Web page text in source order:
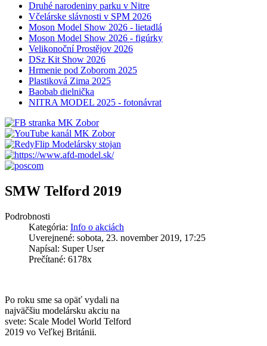
Druhé narodeniny parku v Nitre
Včelárske slávnosti v SPM 2026
Moson Model Show 2026 - lietadlá
Moson Model Show 2026 - figúrky
Velikonoční Prostějov 2026
DSz Kit Show 2026
Hrmenie pod Zoborom 2025
Plastiková Zima 2025
Baobab dielnička
NITRA MODEL 2025 - fotonávrat
SMW Telford 2019
Podrobnosti
Kategória: Info o akciách
Uverejnené: sobota, 23. november 2019, 17:25
Napísal: Super User
Prečítané: 6178x
Po roku sme sa opäť vydali na
najväčšiu modelársku akciu na
svete: Scale Model World Telford
2019 vo Veľkej Británii.